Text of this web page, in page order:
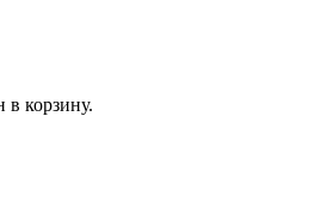
в корзину.